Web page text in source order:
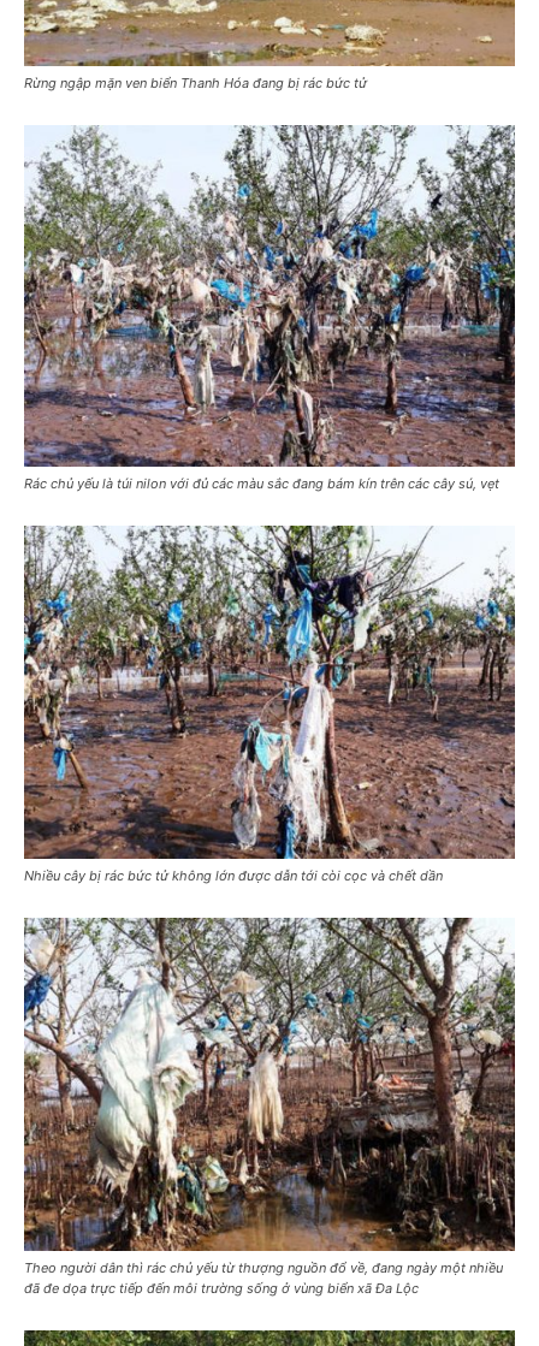
Rừng ngập mặn ven biển Thanh Hóa đang bị rác bức tử
Rác chủ yếu là túi nilon với đủ các màu sắc đang bám kín trên các cây sú, vẹt
Nhiều cây bị rác bức tử không lớn được dẫn tới còi cọc và chết dần
Theo người dân thì rác chủ yếu từ thượng nguồn đổ về, đang ngày một nhiều
đã đe dọa trực tiếp đến môi trường sống ở vùng biển xã Đa Lộc